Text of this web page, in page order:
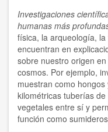
Investigaciones
humanas más
física, la arqueología,
encuentran en
sobre nuestro origen
cosmos. Por ejemplo,
muestran como
kilométricas tuberías
vegetales entre sí y
función como